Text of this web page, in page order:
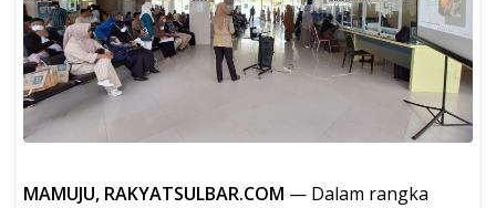
MAMUJU, RAKYATSULBAR.COM — Dalam rangka